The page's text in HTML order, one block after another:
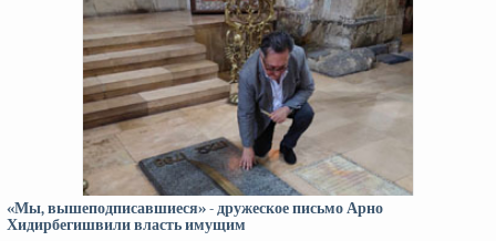
«Мы, вышеподписавшиеся» - дружеское письмо Арно
Хидирбегишвили власть имущим